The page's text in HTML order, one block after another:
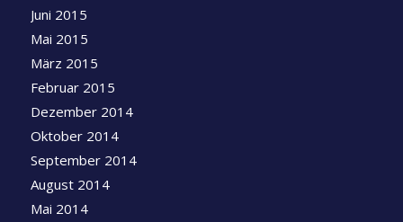
Juni 2015
Mai 2015
März 2015
Februar 2015
Dezember 2014
Oktober 2014
September 2014
August 2014
Mai 2014